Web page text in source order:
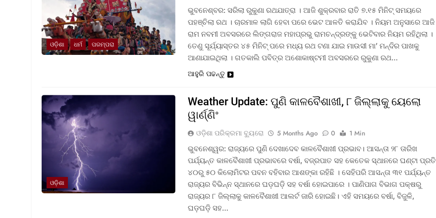
ଓଡ଼ିଶା ଧର୍ମ ପରମ୍ପରା
ଭୁବନେଶ୍ବର: ସରିଲା ରୁକୁଣା ରଥଯାତ୍ରା । ଆଜି ଶୁକ୍ରବାର ରାତି ୭.୧୫ ମିନିଟ୍ ସମୟରେ
ପହଞ୍ଚିଲା ରଥ । ଚାରମାଳ ଲାଗି ହେବା ପରେ ଭେଟ ଆଳତି କରାଯିବ । ନିୟମ ଅନୁସାରେ ଆଜି
ରାମ ନବମୀ ଅବସରରେ ଲିଙ୍ଗରାଜ ମହାପ୍ରଭୁ ରାମଚନ୍ଦ୍ରଙ୍କୁ ଭେଟିବାର ନିୟମ ରହିଥିଲା ।
ତେଣୁ ସୂର୍ଯ୍ୟାସ୍ତର ୪୫ ମିନିଟ୍ ପରେ ମଧ୍ୟ ରଥ ଟଣା ଯାଇ ମାଉସୀ ମା’ ମନ୍ଦିର ପାଖକୁ
ଆଣାଯାଇଥିଲା । ଗତକାଲି ପବିତ୍ର ଅଶୋକାଷ୍ଟମୀ ଅବସରରେ ରୁକୁଣା ରଥ…
ଆହୁରି ପଢନ୍ତୁ
ଓଡ଼ିଶା
Weather Update: ପୁଣି କାଳବୈଶାଖୀ, ୮ ଜିଲ୍ଲାକୁ ୟେଲୋ
ୱାର୍ଣ୍ଣିଂ
ଓଡ଼ିଶା ପରିକ୍ରମା ବ୍ୟୁରୋ 5 Months Ago 0
1 Min
ଭୁବନେଶ୍ୱର: ରାଜ୍ୟରେ ପୁଣି ଦେଖାଦେବ କାଳବୈଶାଖୀ ପ୍ରଭାବ। ଆସନ୍ତା ୨୮ ତାରିଖ
ପର୍ଯ୍ୟନ୍ତ କାଳବୈଶାଖୀ ପ୍ରଭାବରେ ବର୍ଷା, ବଜ୍ରପାତ ସହ କେତେକ ସ୍ଥାନରେ ଘଣ୍ଟା ପ୍ରତି
୪୦ରୁ ୫୦ କିଲୋମିଟର ପବନ ବହିବାର ଆଶଙ୍କା ରହିଛି । ସେହିପରି ଆସନ୍ତା ୩୧ ପର୍ଯ୍ୟନ୍ତ
ରାଜ୍ୟର ବିଭିନ୍ନ ସ୍ଥାନରେ ଘଡ଼ଘଡ଼ି ସହ ବର୍ଷା ହୋଇପାରେ । ପାଣିପାଗ ବିଭାଗ ପକ୍ଷରୁ
ରାଜ୍ୟର ୮ ଜିଲ୍ଲାକୁ କାଳବୈଶାଖୀ ଆଲର୍ଟ ଜାରି ହୋଇଛି। ଏହି ସମୟରେ ବର୍ଷା, ବିଜୁଳି,
ଘଡ଼ଘଡ଼ି ସହ…